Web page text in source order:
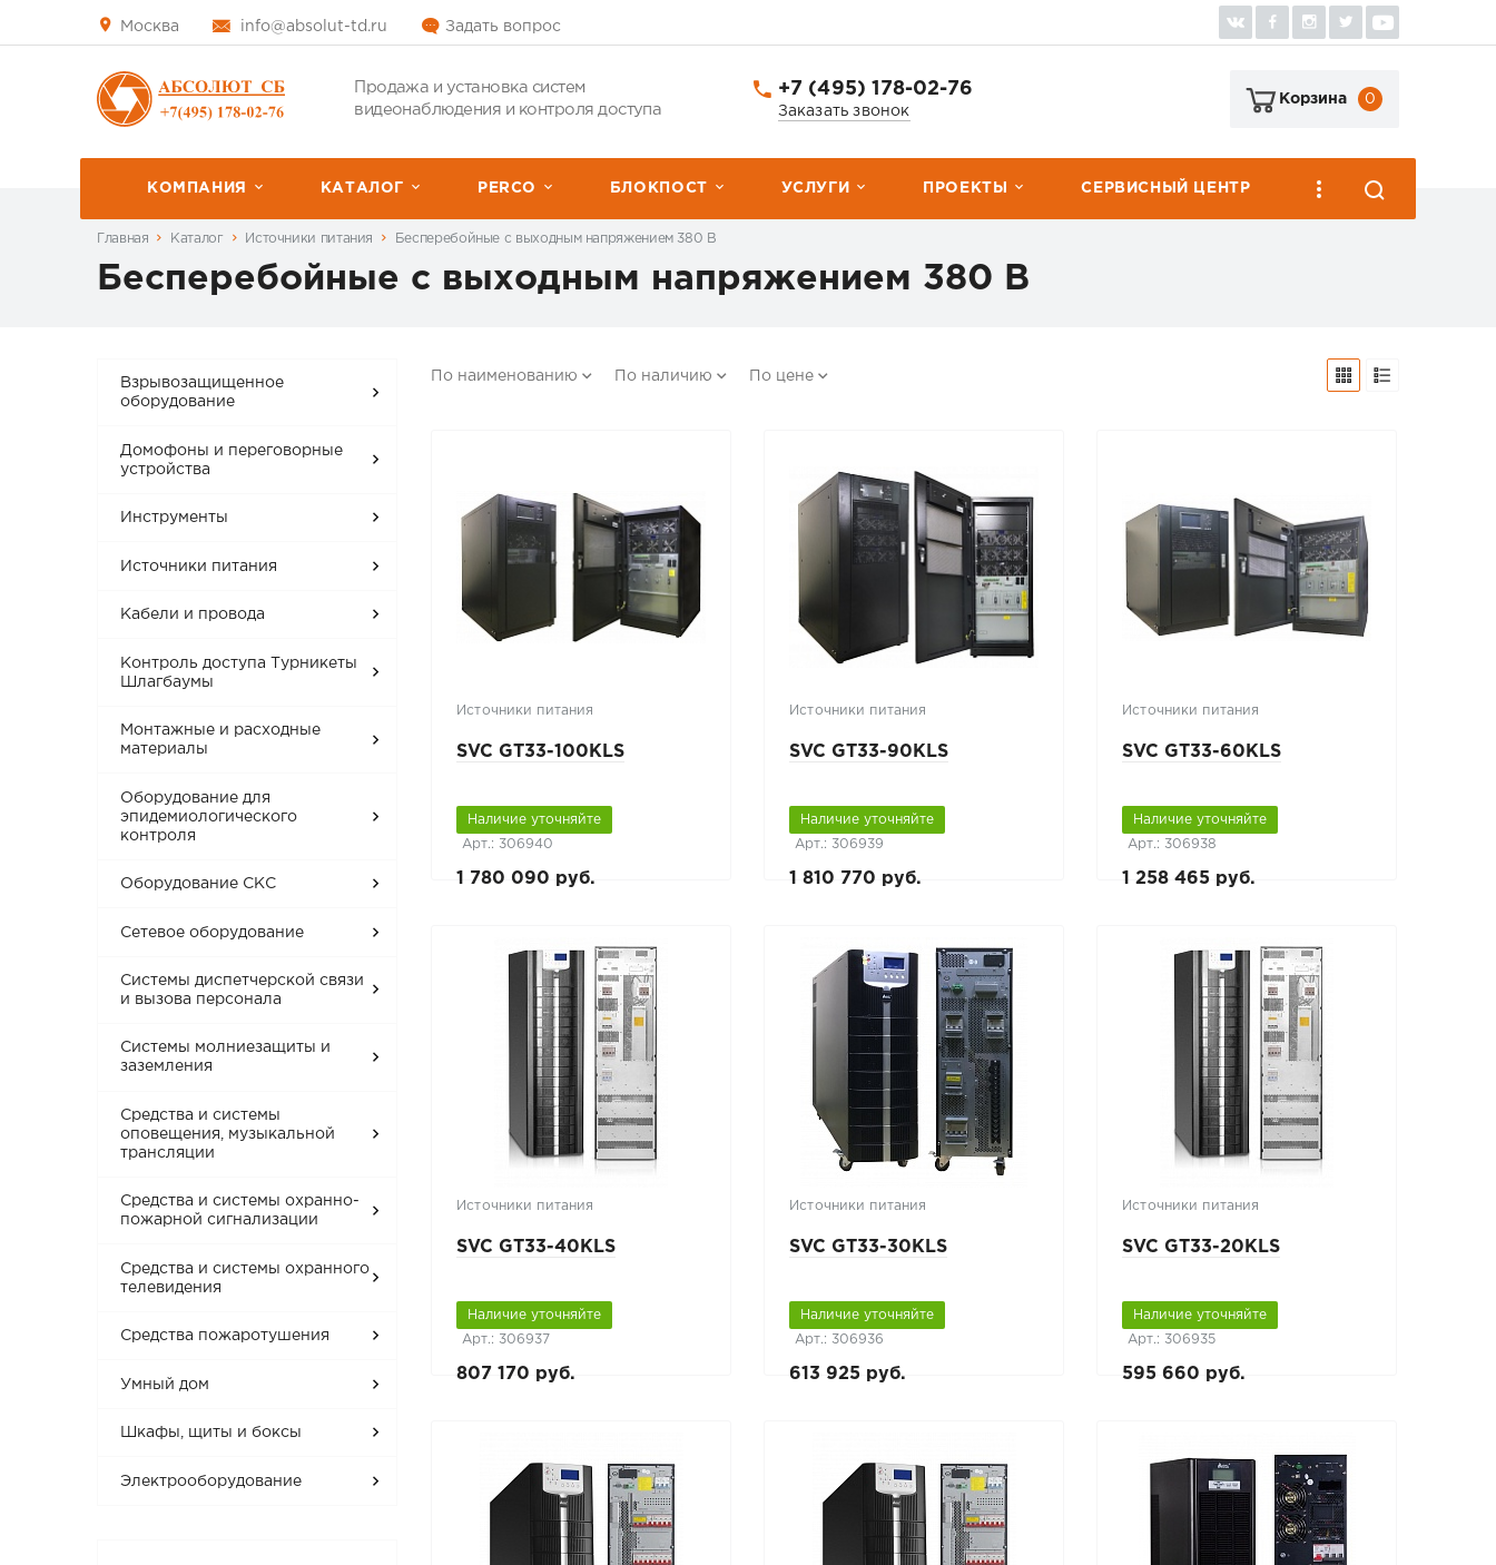
Москва info@absolut-td.ru Задать вопрос
Продажа и установка систем
видеонаблюдения и контроля доступа
+7 (495) 178-02-76
Заказать звонок
Корзина 0
КОМПАНИЯ КАТАЛОГ PERCО БЛОКПОСТ УСЛУГИ ПРОЕКТЫ СЕРВИСНЫЙ ЦЕНТР
Главная Каталог Источники питания Бесперебойные с выходным напряжением 380 В
Бесперебойные с выходным напряжением 380 В
Взрывозащищенное
оборудование
Домофоны и переговорные
устройства
Инструменты
Источники питания
Кабели и провода
Контроль доступа Турникеты
Шлагбаумы
Монтажные и расходные
материалы
Оборудование для
эпидемиологического
контроля
Оборудование СКС
Сетевое оборудование
Системы диспетчерской связи
и вызова персонала
Системы молниезащиты и
заземления
Средства и системы
оповещения, музыкальной
трансляции
Средства и системы охранно-
пожарной сигнализации
Средства и системы охранного
телевидения
Средства пожаротушения
Умный дом
Шкафы, щиты и боксы
Электрооборудование
По наименованию По наличию По цене
Источники питания
SVC GT33-100KLS
Наличие уточняйте
Арт.: 306940
1 780 090 руб.
Источники питания
SVC GT33-90KLS
Наличие уточняйте
Арт.: 306939
1 810 770 руб.
Источники питания
SVC GT33-60KLS
Наличие уточняйте
Арт.: 306938
1 258 465 руб.
Источники питания
SVC GT33-40KLS
Наличие уточняйте
Арт.: 306937
807 170 руб.
Источники питания
SVC GT33-30KLS
Наличие уточняйте
Арт.: 306936
613 925 руб.
Источники питания
SVC GT33-20KLS
Наличие уточняйте
Арт.: 306935
595 660 руб.